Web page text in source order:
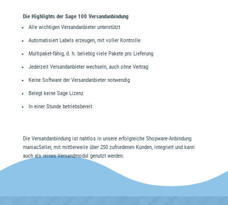
Die Highlights der Sage 100 Versandanbindung
Alle wichtigen Versandanbieter unterstützt
Automatisiert Labels erzeugen, mit voller Kontrolle
Multipaket-fähig, d. h. beliebig viele Pakete pro Lieferung
Jederzeit Versandanbieter wechseln, auch ohne Vertrag
Keine Software der Versandanbieter notwendig
Belegt keine Sage Lizenz
In einer Stunde betriebsbereit
Die Versandanbindung ist nahtlos in unsere erfolgreiche Shopware-Anbindung
maniacSeller, mit mittlerweile über 250 zufriedenen Kunden, integriert und kann
auch als reines Versandmodul genutzt werden.